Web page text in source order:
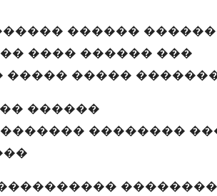
������
���� ������ ���
����� �����
������
��������